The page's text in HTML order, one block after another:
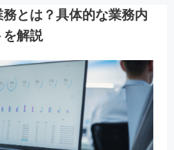
とは？具体的な業務内
を解説